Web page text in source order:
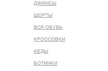
ДЖИНСЫ
ШОРТЫ
ВСЯ ОБУВЬ
КРОССОВКИ
КЕДЫ
БОТИНКИ